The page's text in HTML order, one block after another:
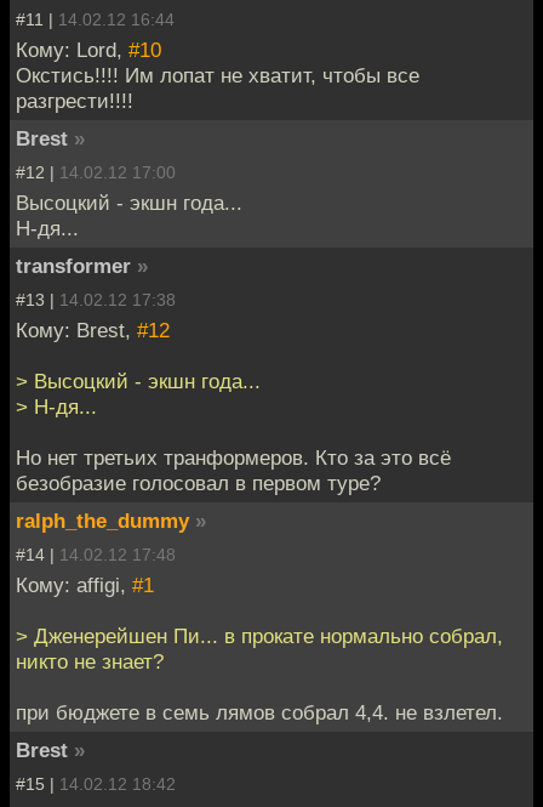
#11 | 14.02.12 16:44
Кому: Lord, #10
Окстись!!!! Им лопат не хватит, чтобы все
разгрести!!!!
Brest »
#12 | 14.02.12 17:00
Высоцкий - экшн года...
Н-дя...
transformer »
#13 | 14.02.12 17:38
Кому: Brest, #12
> Высоцкий - экшн года...
> Н-дя...
Но нет третьих транформеров. Кто за это всё
безобразие голосовал в первом туре?
ralph_the_dummy »
#14 | 14.02.12 17:48
Кому: affigi, #1
> Дженерейшен Пи... в прокате нормально собрал,
никто не знает?
при бюджете в семь лямов собрал 4,4. не взлетел.
Brest »
#15 | 14.02.12 18:42